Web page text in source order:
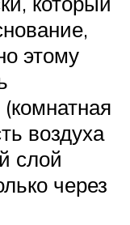
этому
воздуха
слой
через